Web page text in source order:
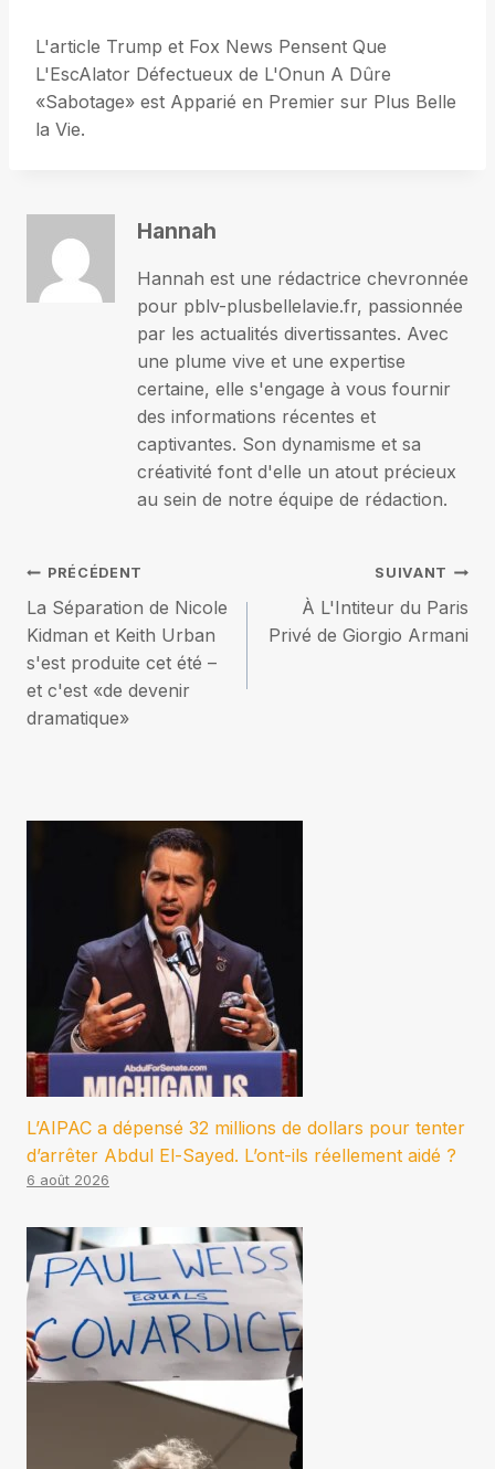
L'article Trump et Fox News Pensent Que
L'EscAlator Défectueux de L'Onun A Dûre
«Sabotage» est Apparié en Premier sur Plus Belle
la Vie.
Hannah
Hannah est une rédactrice chevronnée
pour pblv-plusbellelavie.fr, passionnée
par les actualités divertissantes. Avec
une plume vive et une expertise
certaine, elle s'engage à vous fournir
des informations récentes et
captivantes. Son dynamisme et sa
créativité font d'elle un atout précieux
au sein de notre équipe de rédaction.
Navigation
de
l’article
PRÉCÉDENT
La Séparation de Nicole
Kidman et Keith Urban
s'est produite cet été –
et c'est «de devenir
dramatique»
SUIVANT
À L'Intiteur du Paris
Privé de Giorgio Armani
L’AIPAC a dépensé 32 millions de dollars pour tenter
d’arrêter Abdul El-Sayed. L’ont-ils réellement aidé ?
6 août 2026